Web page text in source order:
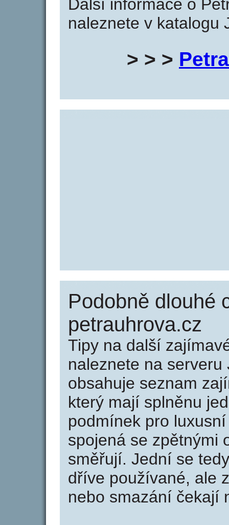
Další informace o
naleznete v katalogu
> > >
Podobně dlouhé
petrauhrova.cz
Tipy na další
naleznete na serveru
obsahuje seznam
který mají splněnu
podmínek pro
spojená se zpětnými
směřují. Jední se
dříve používané, ale
nebo smazání čekají